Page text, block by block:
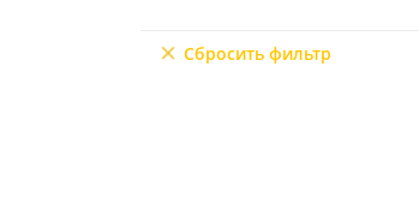
Сбросить фильтр